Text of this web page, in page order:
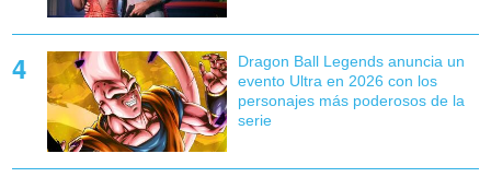
Dragon Ball Legends anuncia un
evento Ultra en 2026 con los
personajes más poderosos de la
serie